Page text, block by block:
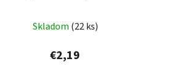
Skladom (22 ks)
€2,19